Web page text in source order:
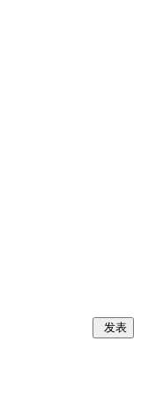
发表